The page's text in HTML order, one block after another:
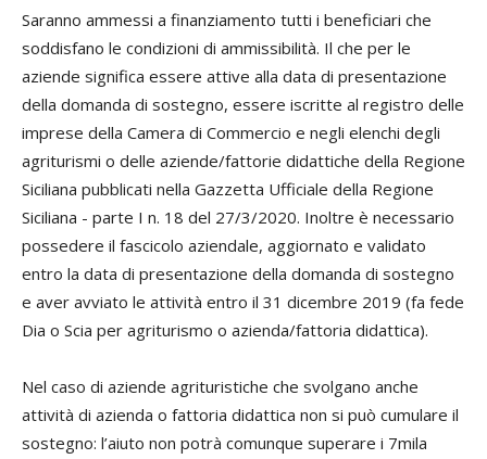
Saranno ammessi a finanziamento tutti i beneficiari che
soddisfano le condizioni di ammissibilità. Il che per le
aziende significa essere attive alla data di presentazione
della domanda di sostegno, essere iscritte al registro delle
imprese della Camera di Commercio e negli elenchi degli
agriturismi o delle aziende/fattorie didattiche della Regione
Siciliana pubblicati nella Gazzetta Ufficiale della Regione
Siciliana - parte I n. 18 del 27/3/2020. Inoltre è necessario
possedere il fascicolo aziendale, aggiornato e validato
entro la data di presentazione della domanda di sostegno
e aver avviato le attività entro il 31 dicembre 2019 (fa fede
Dia o Scia per agriturismo o azienda/fattoria didattica).
Nel caso di aziende agrituristiche che svolgano anche
attività di azienda o fattoria didattica non si può cumulare il
sostegno: l’aiuto non potrà comunque superare i 7mila